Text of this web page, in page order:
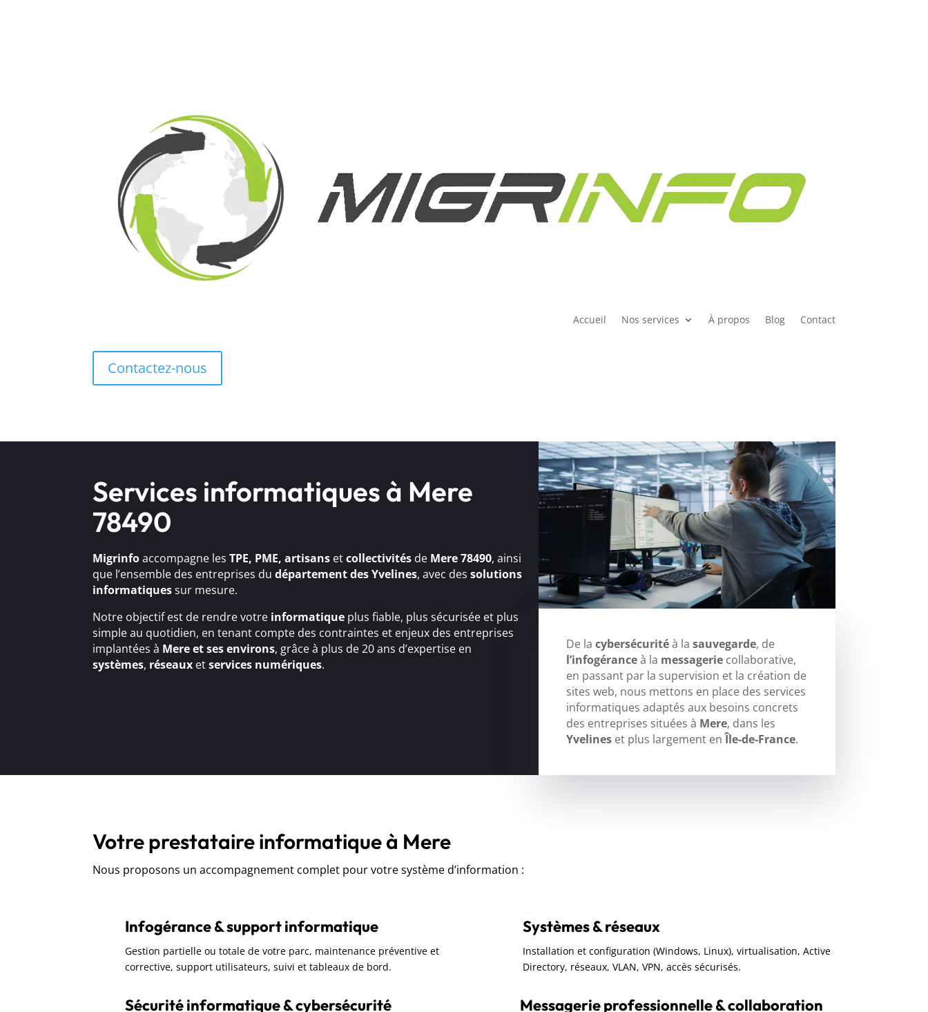
Accueil Nos services À propos Blog Contact
Contactez-nous
Services informatiques à Mere
78490
Migrinfoaccompagne lesTPE, PME, artisans etcollectivités de Mere 78490, ainsi
que l’ensemble des entreprises dudépartement des Yvelines, avec dessolutions
informatiquessur mesure.
Notre objectif est de rendre votre informatique plus fiable, plus sécurisée et plus
simple au quotidien, en tenant compte des contraintes et enjeux des entreprises
implantées à Mere et ses environs, grâce à plus de 20 ans d’expertise en
systèmes, réseaux etservices numériques.
De la cybersécuritéà la sauvegarde, de
l’infogéranceà la messageriecollaborative,
en passant par la supervision et la création de
sites web, nous mettons en place des services
informatiques adaptés aux besoins concrets
des entreprises situées à Mere, dans les
Yvelineset plus largement enÎle-de-France.
Votre prestataire informatique à Mere
Nous proposons un accompagnement complet pour votre système d’information :
Infogérance & support informatique
Gestion partielle ou totale de votre parc, maintenance préventive et
corrective, support utilisateurs, suivi et tableaux de bord.
Sécurité informatique & cybersécurité
Systèmes & réseaux
Installation et configuration (Windows, Linux), virtualisation, Active
Directory, réseaux, VLAN, VPN, accès sécurisés.
Messagerie professionnelle & collaboration